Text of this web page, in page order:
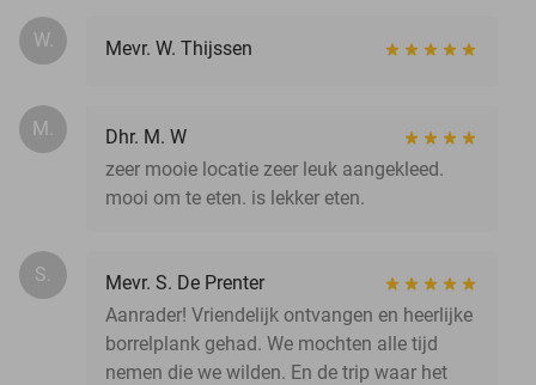
W. Mevr. W. Thijssen
M.
Dhr. M. W
zeer mooie locatie zeer leuk aangekleed.
mooi om te eten. is lekker eten.
S.
Mevr. S. De Prenter
Aanrader! Vriendelijk ontvangen en heerlijke
borrelplank gehad. We mochten alle tijd
nemen die we wilden. En de trip waar het